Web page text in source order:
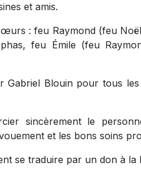
et amis.
: feu Raymond (feu
feu Émile (feu
Gabriel Blouin pour tous
sincèrement le
et les bons soins
se traduire par un don à la